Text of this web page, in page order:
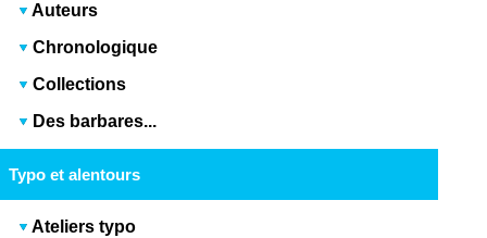
Auteurs
Chronologique
Collections
Des barbares...
Typo et alentours
Ateliers typo